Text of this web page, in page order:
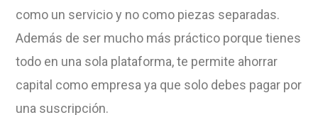
como un servicio y no como piezas separadas.
Además de ser mucho más práctico porque tienes
todo en una sola plataforma, te permite ahorrar
capital como empresa ya que solo debes pagar por
una suscripción.